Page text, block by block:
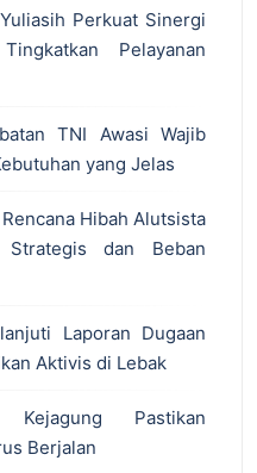
Perkuat Sinergi
Pelayanan
TNI Awasi Wajib
yang Jelas
Hibah Alutsista
Strategis dan Beban
Laporan Dugaan
Aktivis di Lebak
Kejagung Pastikan
Berjalan